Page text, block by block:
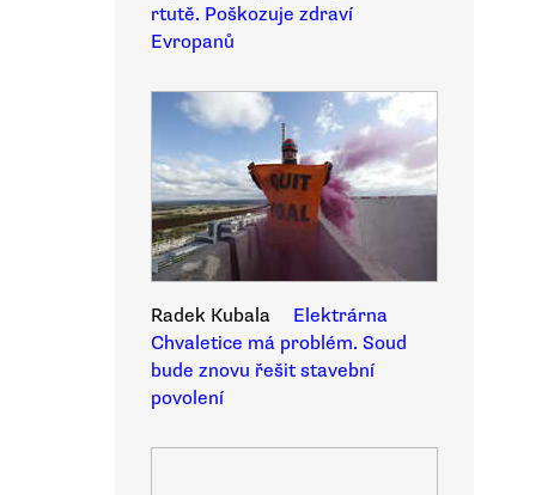
rtutě. Poškozuje zdraví
Evropanů
Radek Kubala
Elektrárna
Chvaletice má problém. Soud
bude znovu řešit stavební
povolení